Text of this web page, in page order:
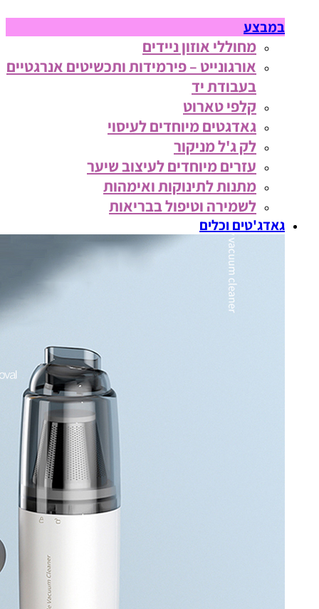
במבצע
מחוללי אוזון ניידים
אורגונייט – פירמידות ותכשיטים אנרגטיים
בעבודת יד
קלפי טארוט
גאדגטים מיוחדים לעיסוי
לק ג'ל מניקור
עזרים מיוחדים לעיצוב שיער
מתנות לתינוקות ואימהות
לשמירה וטיפול בבריאות
גאדג'טים וכלים